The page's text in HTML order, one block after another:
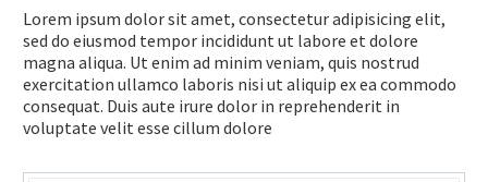
Lorem ipsum dolor sit amet, consectetur adipisicing elit,
sed do eiusmod tempor incididunt ut labore et dolore
magna aliqua. Ut enim ad minim veniam, quis nostrud
exercitation ullamco laboris nisi ut aliquip ex ea commodo
consequat. Duis aute irure dolor in reprehenderit in
voluptate velit esse cillum dolore